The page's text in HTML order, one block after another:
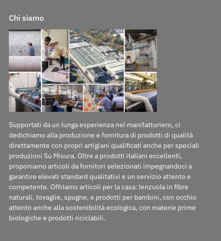
Chi siamo
Supportati da un lunga esperienza nel manifatturiero, ci
dedichiamo alla produzione e fornitura di prodotti di qualità
direttamente con propri artigiani qualificati anche per speciali
produzioni Su Misura. Oltre a prodotti italiani eccellenti,
proponiamo articoli da fornitori selezionati impegnandoci a
garantire elevati standard qualitativi e un servizio attento e
competente. Offriamo articoli per la casa: lenzuola in fibre
naturali, tovaglie, spugne, e prodotti per bambini, con occhio
attento anche alla sostenibilità ecologica, con materie prime
biologiche e prodotti riciclabili.